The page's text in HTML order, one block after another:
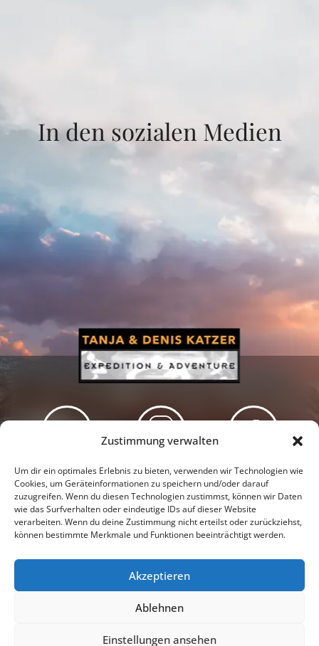
Zustimmung verwalten
Um dir ein optimales Erlebnis zu bieten, verwenden wir Technologien wie
Cookies, um Geräteinformationen zu speichern und/oder darauf
zuzugreifen. Wenn du diesen Technologien zustimmst, können wir Daten
wie das Surfverhalten oder eindeutige IDs auf dieser Website
verarbeiten. Wenn du deine Zustimmung nicht erteilst oder zurückziehst,
können bestimmte Merkmale und Funktionen beeinträchtigt werden.
Akzeptieren
Ablehnen
Einstellungen ansehen
In den sozialen Medien
Newsletter Podcast Facebook
Datenschutzerklärung